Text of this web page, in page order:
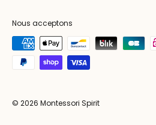
Nous acceptons
© 2026 Montessori Spirit